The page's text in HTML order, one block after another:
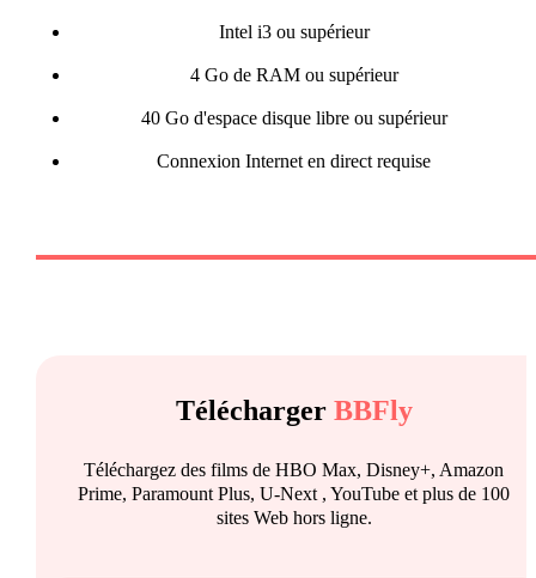
Intel i3 ou supérieur
4 Go de RAM ou supérieur
40 Go d'espace disque libre ou supérieur
Connexion Internet en direct requise
Télécharger BBFly
Téléchargez des films de HBO Max, Disney+, Amazon
Prime, Paramount Plus, U-Next , YouTube et plus de 100
sites Web hors ligne.